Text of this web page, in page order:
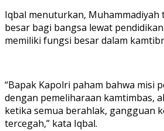
Iqbal menuturkan,
besar bagi bangsa lewat
memiliki fungsi besar dalam
“Bapak Kapolri paham bahwa misi
dengan pemeliharaan kamtimbas,
ketika semua berahlak, gangguan
tercegah,” kata Iqbal.